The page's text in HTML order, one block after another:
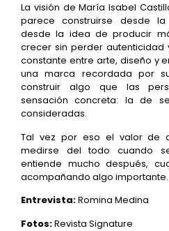
La visión de María Isabel
parece construirse desde
desde la idea de producir
crecer sin perder
constante entre arte, diseño y
una marca recordada por
construir algo que las
sensación concreta: la de
consideradas.
Tal vez por eso el valor de
medirse del todo cuando
entiende mucho después,
acompañando algo importante.
Entrevista:Romina Medina
Fotos:Revista Signature